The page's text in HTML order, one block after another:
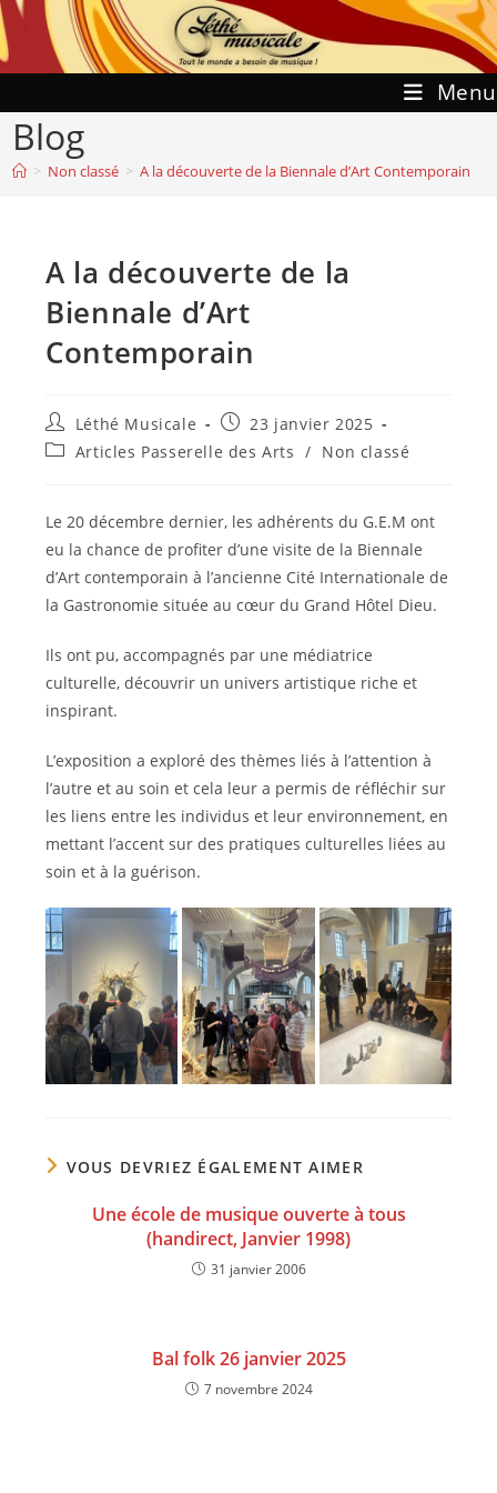
Skip
to
content
Menu
Blog
> Non classé > A la découverte de la Biennale d’Art Contemporain
A la découverte de la
Biennale d’Art
Contemporain
Auteur/autrice
de
la
Léthé Musicale
Publication
publiée :
23 janvier 2025
PostArticles Passerelle des Arts / Non classé
Le 20 décembre dernier, les adhérents du G.E.M ont
eu la chance de profiter d’une visite de la Biennale
d’Art contemporain à l’ancienne Cité Internationale de
la Gastronomie située au cœur du Grand Hôtel Dieu.
Ils ont pu, accompagnés par une médiatrice
culturelle, découvrir un univers artistique riche et
inspirant.
L’exposition a exploré des thèmes liés à l’attention à
l’autre et au soin et cela leur a permis de réfléchir sur
les liens entre les individus et leur environnement, en
mettant l’accent sur des pratiques culturelles liées au
soin et à la guérison.
VOUS DEVRIEZ ÉGALEMENT AIMER
Une école de musique ouverte à tous
(handirect, Janvier 1998)
31 janvier 2006
Bal folk 26 janvier 2025
7 novembre 2024